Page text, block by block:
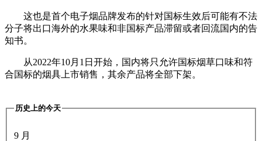
这也是首个电子烟品牌发布的针对国标生效后可能有不法
分子将出口海外的水果味和非国标产品滞留或者回流国内的告
知书。
从2022年10月1日开始，国内将只允许国标烟草口味和符
合国标的烟具上市销售，其余产品将全部下架。
历史上的今天
9 月